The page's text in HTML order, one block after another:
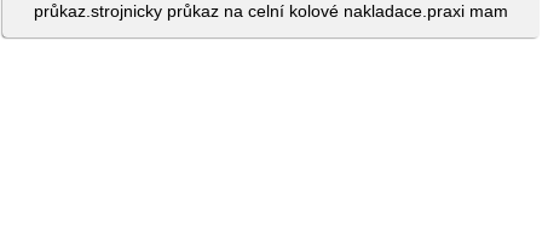
průkaz.strojnicky průkaz na celní kolové nakladace.praxi mam